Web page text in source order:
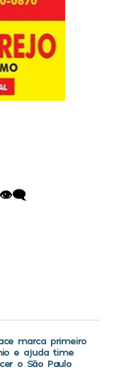
marca primeiro
e ajuda time
o São Paulo